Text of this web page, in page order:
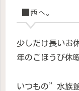
■西へ。
少しだけ長いお
年のごほうび休
いつもの”水族